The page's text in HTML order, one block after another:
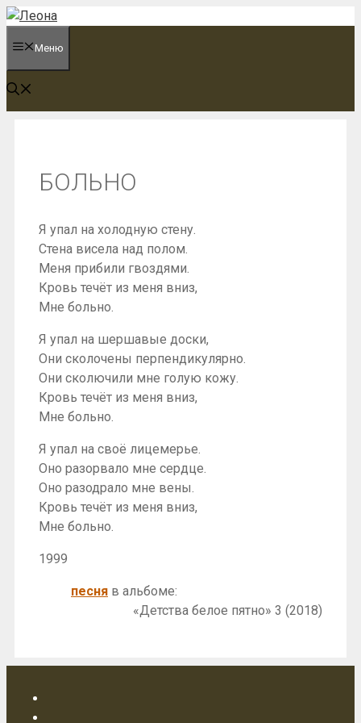
Перейти
содержимому
Меню
БОЛЬНО
Я упал на холодную стену.
Стена висела над полом.
Меня прибили гвоздями.
Кровь течёт из меня вниз,
Мне больно.
Я упал на шершавые доски,
Они сколочены перпендикулярно.
Они сколючили мне голую кожу.
Кровь течёт из меня вниз,
Мне больно.
Я упал на своё лицемерье.
Оно разорвало мне сердце.
Оно разодрало мне вены.
Кровь течёт из меня вниз,
Мне больно.
1999
песня в альбоме:
«Детства белое пятно» 3 (2018)